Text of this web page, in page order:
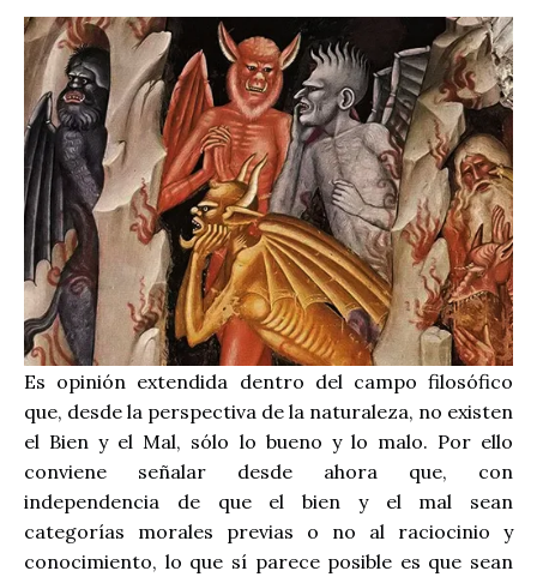
Es opinión extendida dentro del campo filosófico
que, desde la perspectiva de la naturaleza, no existen
el Bien y el Mal, sólo lo bueno y lo malo. Por ello
conviene señalar desde ahora que, con
independencia de que el bien y el mal sean
categorías morales previas o no al raciocinio y
conocimiento, lo que sí parece posible es que sean